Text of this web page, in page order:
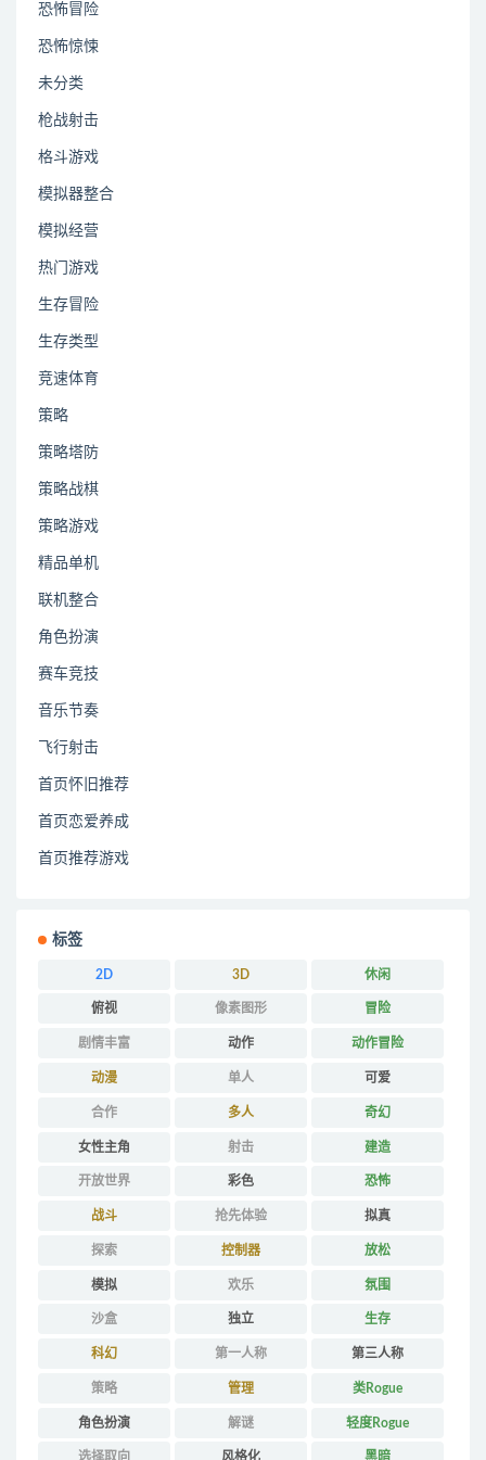
恐怖冒险
恐怖惊悚
未分类
枪战射击
格斗游戏
模拟器整合
模拟经营
热门游戏
生存冒险
生存类型
竞速体育
策略
策略塔防
策略战棋
策略游戏
精品单机
联机整合
角色扮演
赛车竞技
音乐节奏
飞行射击
首页怀旧推荐
首页恋爱养成
首页推荐游戏
标签
2D 3D 休闲
俯视 像素图形 冒险
剧情丰富 动作 动作冒险
动漫 单人 可爱
合作 多人 奇幻
女性主角 射击 建造
开放世界 彩色 恐怖
战斗 抢先体验 拟真
探索 控制器 放松
模拟 欢乐 氛围
沙盒 独立 生存
科幻 第一人称 第三人称
策略 管理 类Rogue
角色扮演 解谜 轻度Rogue
选择取向 风格化 黑暗